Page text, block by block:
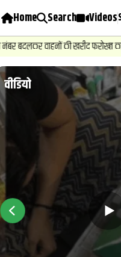
Home Search Videos
की खरीद फरोख्‍त का खुलासा,
वीडियो